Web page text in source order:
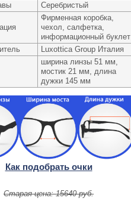
Серебристый
Фирменная коробка,
чехол, салфетка,
информационный буклет
Luxottica Group Италия
ширина линзы 51 мм,
мостик 21 мм, длина
дужки 145 мм
Как подобрать очки
Старая цена:15640руб.